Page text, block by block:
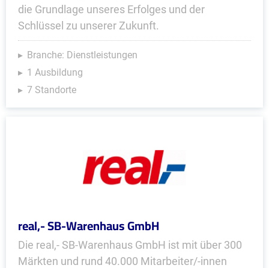
die Grundlage unseres Erfolges und der
Schlüssel zu unserer Zukunft.
Branche: Dienstleistungen
1 Ausbildung
7 Standorte
real,- SB-Warenhaus GmbH
Die real,- SB-Warenhaus GmbH ist mit über 300
Märkten und rund 40.000 Mitarbeiter/-innen